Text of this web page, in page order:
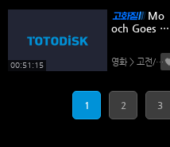
00:51:15
Mo
och Goes to
(1974,Com
edy)무치,할
다
영화 > 고전/명작
1 2 3